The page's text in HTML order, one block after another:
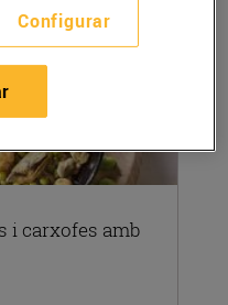
i carxofes amb
Configurar